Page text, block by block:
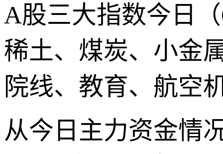
A股三大指数今日
稀土、煤炭、小金
院线、教育、航空
从今日主力资金情